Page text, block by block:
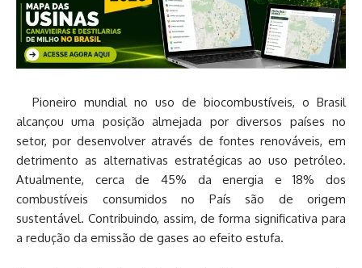
Pioneiro mundial no uso de biocombustíveis, o Brasil
alcançou uma posição almejada por diversos países no
setor, por desenvolver através de fontes renováveis, em
detrimento as alternativas estratégicas ao uso petróleo.
Atualmente, cerca de 45% da energia e 18% dos
combustíveis consumidos no País são de origem
sustentável. Contribuindo, assim, de forma significativa para
a redução da emissão de gases ao efeito estufa.